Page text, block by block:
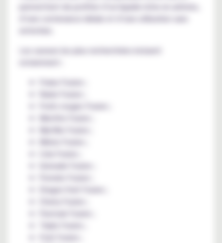
permettent de profiter d’un liquide riche en arômes,
Les saveurs les plus recherchées incluent
Fraise Fusion ;
Fruits rouges Fusion ;
Grenade Fusion ;
Dragon fruit Fusion ;